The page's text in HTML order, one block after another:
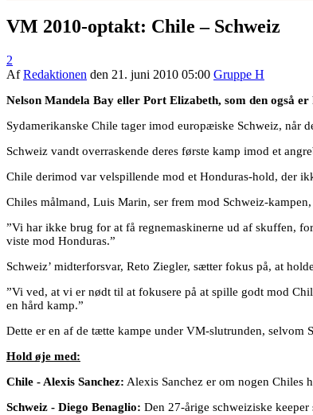
VM 2010-optakt: Chile – Schweiz
2
AfRedaktionen den 21. juni 2010 05:00 Gruppe H
Nelson Mandela Bay eller Port Elizabeth, som den også
Sydamerikanske Chile tager imod europæiske Schweiz, når
Schweiz vandt overraskende deres første kamp imod et
Chile derimod var velspillende mod et Honduras-hold, der
Chiles målmand, Luis Marin, ser frem mod Schweiz-
”Vi har ikke brug for at få regnemaskinerne ud af skuffen,
viste mod Honduras.”
Schweiz’ midterforsvar, Reto Ziegler, sætter fokus på, at
”Vi ved, at vi er nødt til at fokusere på at spille godt mod
en hård kamp.”
Dette er en af de tætte kampe under VM-slutrunden, selvom
Hold øje med:
Chile - Alexis Sanchez: Alexis Sanchez er om nogen Chiles
Schweiz - Diego Benaglio: Den 27-årige schweiziske